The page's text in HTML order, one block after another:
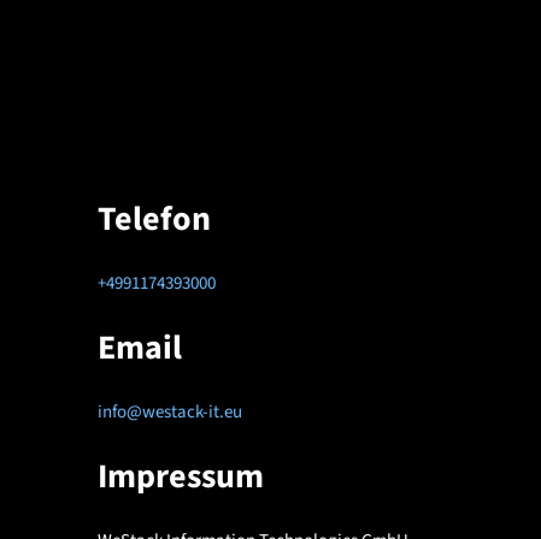
Telefon
+4991174393000
Email
info@westack-it.eu
Impressum